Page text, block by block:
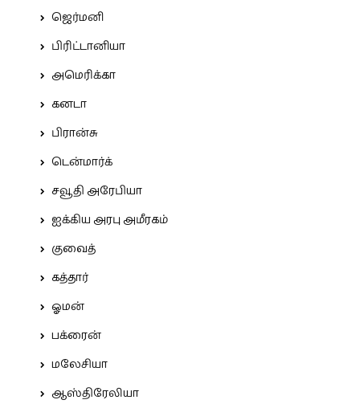
ஜெர்மனி
பிரிட்டானியா
அமெரிக்கா
கனடா
பிரான்சு
டென்மார்க்
சவூதி அரேபியா
ஐக்கிய அரபு அமீரகம்
குவைத்
கத்தார்
ஓமன்
பக்ரைன்
மலேசியா
ஆஸ்திரேலியா